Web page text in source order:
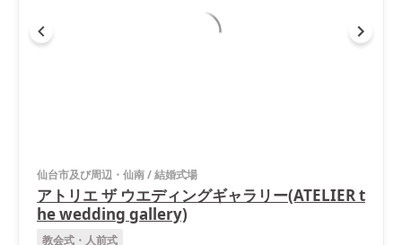
仙台市及び周辺・仙南/結婚式場
アトリエ ザ ウエディングギャラリー(ATELIER t
he wedding gallery)
教会式・人前式